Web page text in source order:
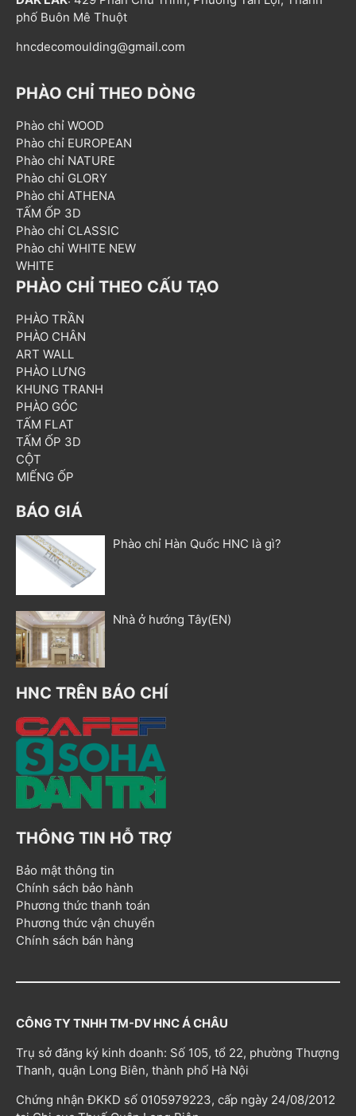
phố Buôn Mê Thuột
hncdecomoulding@gmail.com
PHÀO CHỈ THEO DÒNG
Phào chỉ WOOD
Phào chỉ EUROPEAN
Phào chỉ NATURE
Phào chỉ GLORY
Phào chỉ ATHENA
TẤM ỐP 3D
Phào chỉ CLASSIC
Phào chỉ WHITE NEW
WHITE
PHÀO CHỈ THEO CẤU TẠO
PHÀO TRẦN
PHÀO CHÂN
ART WALL
PHÀO LƯNG
KHUNG TRANH
PHÀO GÓC
TẤM FLAT
TẤM ỐP 3D
CỘT
MIẾNG ỐP
BÁO GIÁ
Phào chỉ Hàn Quốc HNC là gì?
Nhà ở hướng Tây(EN)
HNC TRÊN BÁO CHÍ
THÔNG TIN HỖ TRỢ
Bảo mật thông tin
Chính sách bảo hành
Phương thức thanh toán
Phương thức vận chuyển
Chính sách bán hàng
CÔNG TY TNHH TM-DV HNC Á CHÂU
Trụ sở đăng ký kinh doanh: Số 105, tổ 22, phường Thượng
Thanh, quận Long Biên, thành phố Hà Nội
Chứng nhận ĐKKD số 0105979223, cấp ngày 24/08/2012